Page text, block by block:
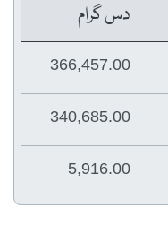
دس گرام
366,457.00
340,685.00
5,916.00